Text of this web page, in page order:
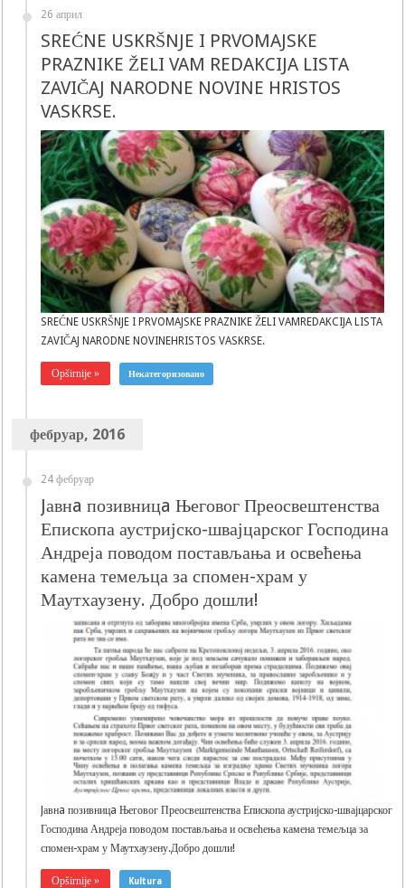
26 април
SREĆNE USKRŠNJE I PRVOMAJSKE
PRAZNIKE ŽELI VAM REDAKCIJA LISTA
ZAVIČAJ NARODNE NOVINE HRISTOS
VASKRSE.
SREĆNE USKRŠNJE I PRVOMAJSKE PRAZNIKE ŽELI VAMREDAKCIJA LISTA
ZAVIČAJ NARODNE NOVINEHRISTOS VASKRSE.
Opširnije » Некатегоризовано
фебруар, 2016
24 фебруар
Jавнa позивницa Његовог Преосвештенства
Епископа аустријско-швајцарског Господина
Андреја поводом постављања и освећења
камена темељца за спомен-храм у
Маутхаузену. Добро дошли!
Jавнa позивницa Његовог Преосвештенства Епископа аустријско-швајцарског
Господина Андреја поводом постављања и освећења камена темељца за
спомен-храм у Маутхаузену.Добро дошли!
Opširnije » Kultura